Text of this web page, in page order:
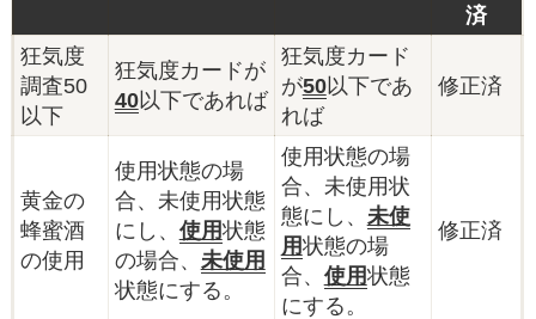
済
狂気度
調査50
以下
狂気度カードが
40以下であれば
狂気度カード
が50以下であ
れば
修正済
黄金の
蜂蜜酒
の使用
使用状態の場
合、未使用状態
にし、 使用状態
の場合、 未使用
状態にする。
使用状態の場
合、未使用状
態にし、 未使
用状態の場
合、 使用状態
にする。
修正済